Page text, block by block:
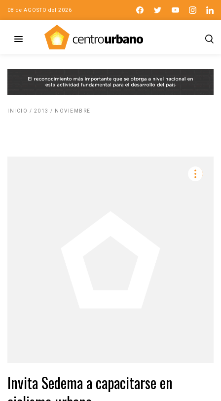
08 de AGOSTO del 2026
INICIO / 2013 / NOVIEMBRE
Invita Sedema a capacitarse en